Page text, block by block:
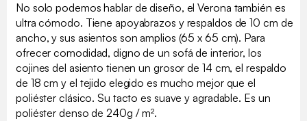
No solo podemos hablar de diseño, el Verona también es
ultra cómodo. Tiene apoyabrazos y respaldos de 10 cm de
ancho, y sus asientos son amplios (65 x 65 cm). Para
ofrecer comodidad, digno de un sofá de interior, los
cojines del asiento tienen un grosor de 14 cm, el respaldo
de 18 cm y el tejido elegido es mucho mejor que el
poliéster clásico. Su tacto es suave y agradable. Es un
poliéster denso de 240g / m².